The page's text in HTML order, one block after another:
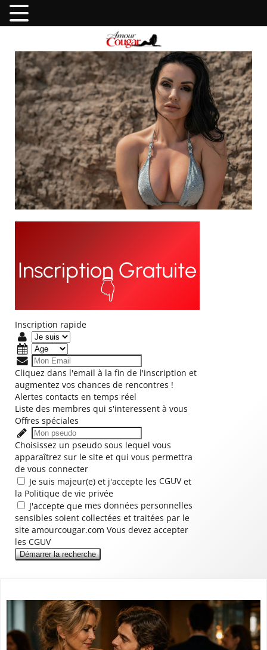
Inscription Gratuite
👇
Inscription rapide
Cliquez dans l'email à la fin de l'inscription et
augmentez vos chances de rencontres !
Alertes contacts en temps réel
Liste des membres qui s'interessent à vous
Offres spéciales
Choisissez un pseudo sous lequel vous
apparaîtrez sur le site et qui vous permettra
de vous connecter
Je suis majeur(e) et j'accepte les CGUVet
la Politique de vie privée
J'accepte que mes données personnelles
sensibles soient collectées et traitées par le
site amourcougar.com Vous devez accepter
les CGUV
Démarrer la recherche